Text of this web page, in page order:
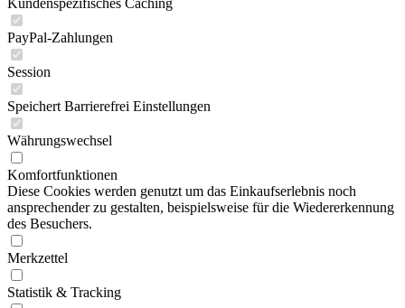
Kundenspezifisches Caching
PayPal-Zahlungen
Session
Speichert Barrierefrei Einstellungen
Währungswechsel
Komfortfunktionen
Diese Cookies werden genutzt um das Einkaufserlebnis noch
ansprechender zu gestalten, beispielsweise für die Wiedererkennung
des Besuchers.
Merkzettel
Statistik & Tracking